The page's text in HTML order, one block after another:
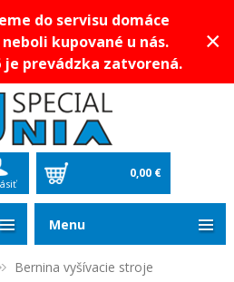
do servisu domáce
kupované u nás.
je prevádzka zatvorená.
×
0,00 €
Bernina vyšívacie stroje
Menu